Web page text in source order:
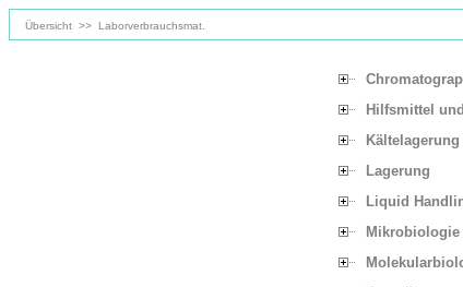
Übersicht >> Laborverbrauchsmat.
Hilfsmittel
Kältelagerung
Lagerung
Liquid
Mikrobiologie